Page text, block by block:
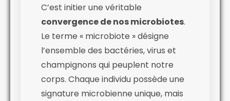
C’est initier une véritable
convergence de nos microbiotes.
Le terme « microbiote » désigne
l’ensemble des bactéries, virus et
champignons qui peuplent notre
corps. Chaque individu possède une
signature microbienne unique, mais